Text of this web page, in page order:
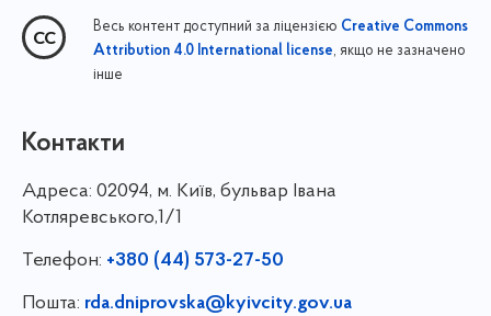
Весь контент доступний за ліцензією Creative Commons
Attribution 4.0 International license, якщо не зазначено
інше
Контакти
Адреса: 02094, м. Київ, бульвар Івана
Котляревського,1/1
Телефон: +380 (44) 573-27-50
Пошта: rda.dniprovska@kyivcity.gov.ua